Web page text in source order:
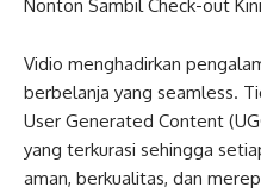
Nonton Sambil Check-out
Vidio menghadirkan
berbelanja yang seamless.
User Generated Content
yang terkurasi sehingga
aman, berkualitas, dan